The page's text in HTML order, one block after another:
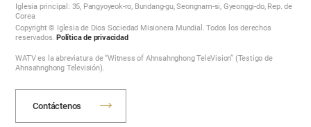
Iglesia principal: 35, Pangyoyeok-ro, Bundang-gu, Seongnam-si, Gyeonggi-do, Rep. de
Corea
Copyright © Iglesia de Dios Sociedad Misionera Mundial. Todos los derechos
reservados. Política de privacidad
WATV es la abreviatura de “Witness of Ahnsahnghong TeleVision” (Testigo de
Ahnsahnghong Televisión).
Contáctenos